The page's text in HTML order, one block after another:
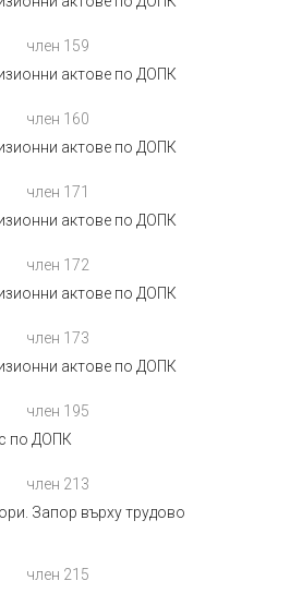
член 159
актове по ДОПК
член 160
актове по ДОПК
член 171
актове по ДОПК
член 172
актове по ДОПК
член 173
актове по ДОПК
член 195
по ДОПК
член 213
Запор върху трудово
член 215